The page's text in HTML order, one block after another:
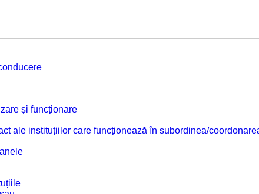
și funcționare
ale instituțiilor care funcționează în subordinea/